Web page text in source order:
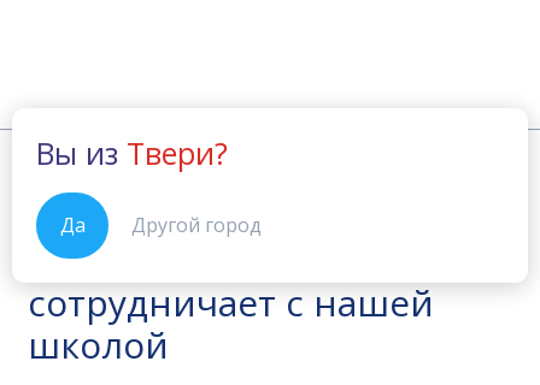
Вы из Твери?
Да Другой город
Главная Новости
29.11.2017
Патрисия Каас
сотрудничает с нашей
школой